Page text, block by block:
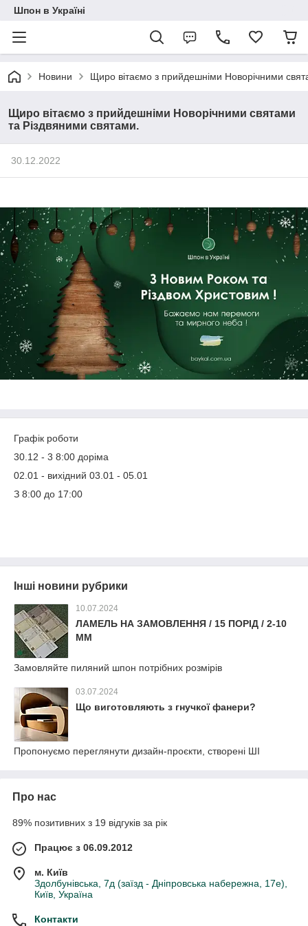
Шпон в Україні
Новини Щиро вітаємо з прийдешніми Новорічними
Щиро вітаємо з прийдешніми Новорічними святами
та Різдвяними святами.
30.12.2022
Графік роботи
30.12 - 3 8:00 доріма
02.01 - вихідний 03.01 - 05.01
З 8:00 до 17:00
Інші новини рубрики
10.07.2024
ЛАМЕЛЬ НА ЗАМОВЛЕННЯ / 15 ПОРІД / 2-10
ММ
Замовляйте пиляний шпон потрібних розмірів
03.07.2024
Що виготовляють з гнучкої фанери?
Пропонуємо переглянути дизайн-проєкти, створені ШІ
Про нас
89% позитивних з 19 відгуків за рік
Працює з 06.09.2012
м. Київ
Здолбунівська, 7д (заїзд - Дніпровська набережна, 17е),
Київ, Україна
Контакти